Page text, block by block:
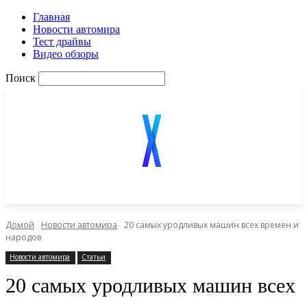
Главная
Новости автомира
Тест драйвы
Видео обзоры
Поиск
Домой Новости автомира
20 самых уродливых машин всех времен и
народов
Новости автомира Статьи
20 самых уродливых машин всех